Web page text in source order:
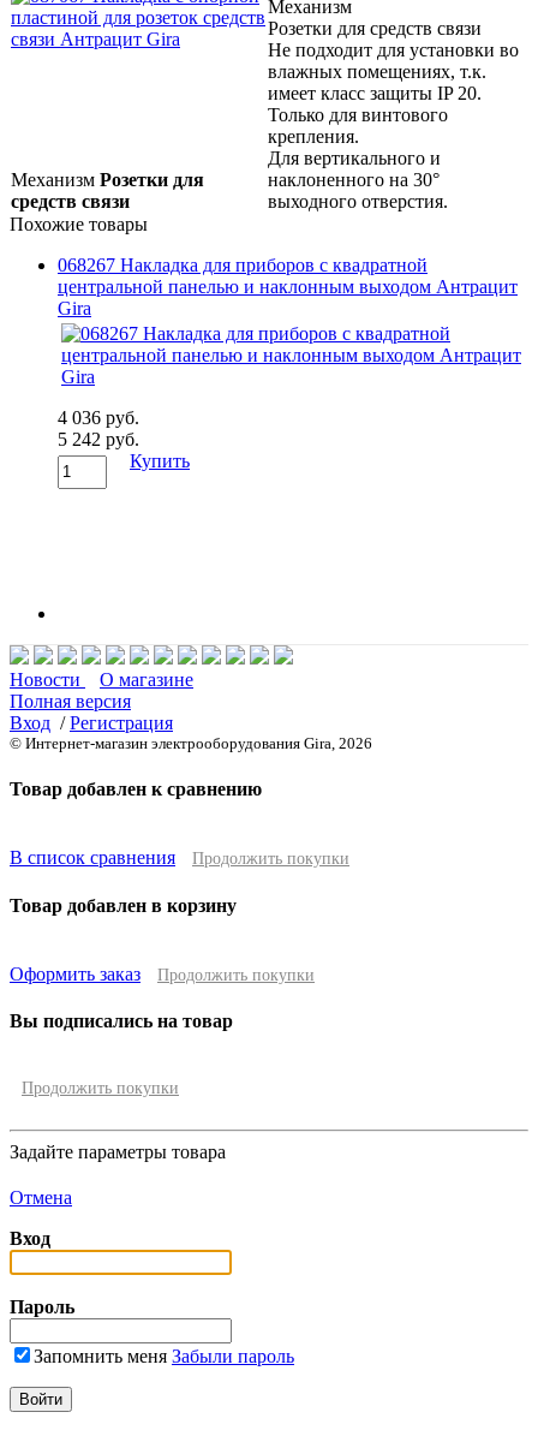
Механизм
Розетки для средств связи
Не подходит для установки во
влажных помещениях, т.к.
имеет класс защиты IP 20.
Только для винтового
крепления.
Для вертикального и
наклоненного на 30°
выходного отверстия.
Механизм Розетки для
средств связи
Похожие товары
068267 Накладка для приборов с квадратной
центральной панелью и наклонным выходом Антрацит
Gira
4 036 руб.
5 242 руб.
Купить
Новости
О магазине
Полная версия
Вход /Регистрация
© Интернет-магазин электрооборудования Gira, 2026
Товар добавлен к сравнению
В список сравнения Продолжить покупки
Товар добавлен в корзину
Оформить заказ Продолжить покупки
Вы подписались на товар
Продолжить покупки
Задайте параметры товара
Отмена
Вход
Пароль
Запомнить меня Забыли пароль